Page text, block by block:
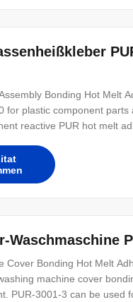
Bonding Hot Melt
for plastic component
reactive PUR hot melt
Waschmaschine
Cover Bonding Hot Melt
machine cover
PUR-3001-3 can be used